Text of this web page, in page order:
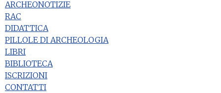
ARCHEONOTIZIE
RAC
DIDATTICA
PILLOLE DI ARCHEOLOGIA
LIBRI
BIBLIOTECA
ISCRIZIONI
CONTATTI